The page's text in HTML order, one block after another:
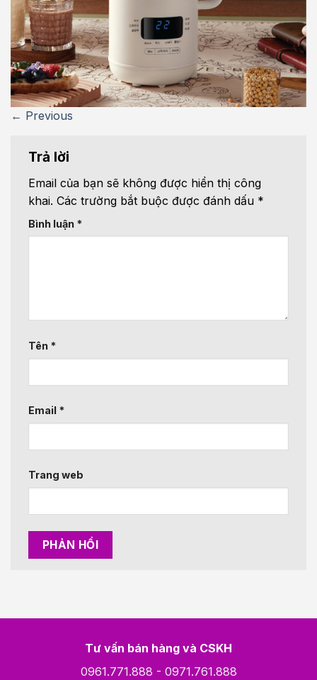
← Previous
Trả lời
Email của bạn sẽ không được hiển thị công
khai. Các trường bắt buộc được đánh dấu *
Bình luận *
Tên *
Email *
Trang web
Tư vấn bán hàng và CSKH
0961.771.888 - 0971.761.888